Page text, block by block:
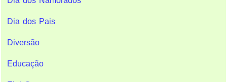
Dia dos Pais
Diversão
Educação